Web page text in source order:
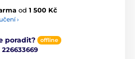
od 1 500 Kč
›
poradit? offline
226633669